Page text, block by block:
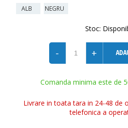
ALB NEGRU
Stoc:
- +
Comanda minima este de
Livrare in toata tara in 24-48 de
telefonica a